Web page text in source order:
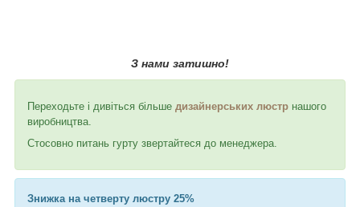
З нами затишно!
Переходьте і дивіться більше дизайнерських люстр нашого
виробництва.
Стосовно питань гурту звертайтеся до менеджера.
Знижка на четверту люстру 25%